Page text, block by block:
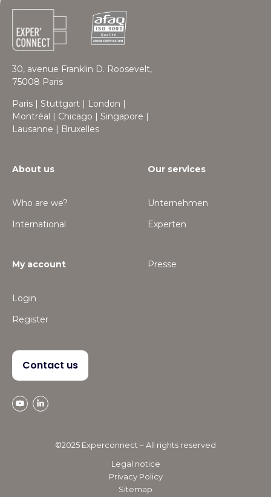
30, avenue Franklin D. Roosevelt,
75008 Paris
Paris | Stuttgart | London |
Montréal | Chicago | Singapore |
Lausanne | Bruxelles
About us
Who are we?
International
Our services
Unternehmen
Experten
My account
Login
Register
Presse
Contact us
©2025 Experconnect – All rights reserved
Legal notice
Privacy Policy
Sitemap